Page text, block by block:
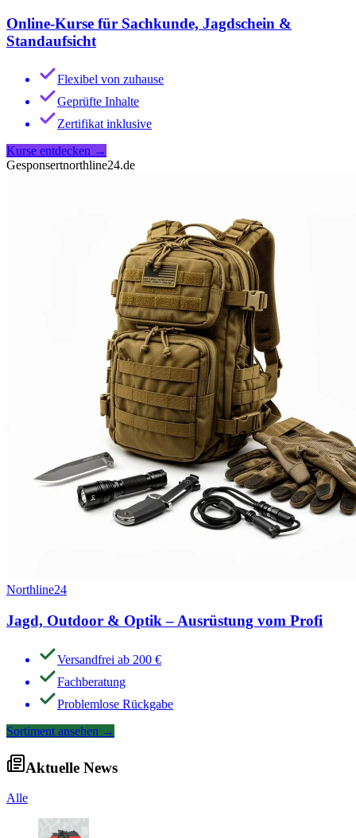
Online-Kurse für Sachkunde, Jagdschein &
Standaufsicht
Flexibel von zuhause
Geprüfte Inhalte
Zertifikat inklusive
Kurse entdecken →
Gesponsertnorthline24.de
Northline24
Jagd, Outdoor & Optik – Ausrüstung vom Profi
Versandfrei ab 200 €
Fachberatung
Problemlose Rückgabe
Sortiment ansehen →
Aktuelle News
Alle